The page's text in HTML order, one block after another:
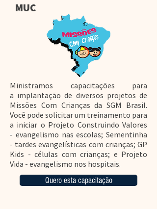
MUC
Ministramos capacitações para
a implantação de diversos projetos de
Missões Com Crianças da SGM Brasil.
Você pode solicitar um treinamento para
a iniciar o Projeto Construindo Valores
- evangelismo nas escolas; Sementinha
- tardes evangelísticas com crianças; GP
Kids - células com crianças; e Projeto
Vida - evangelismo nos hospitais.
Quero esta capacitação